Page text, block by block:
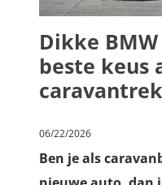
Dikke
beste keus
06/22/2026
Ben je als